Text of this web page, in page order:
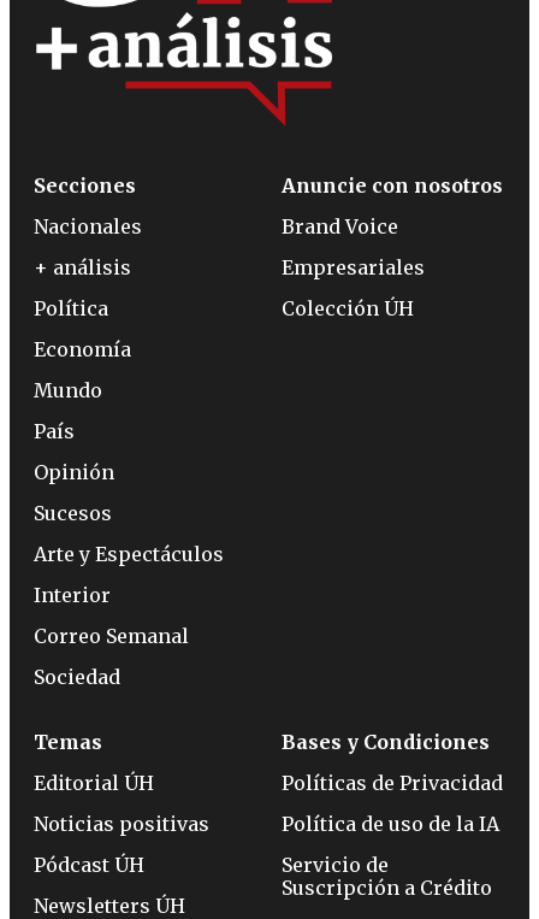
Secciones
Nacionales
+ análisis
Política
Economía
Mundo
País
Opinión
Sucesos
Arte y Espectáculos
Interior
Correo Semanal
Sociedad
Anuncie con nosotros
Brand Voice
Empresariales
Colección ÚH
Temas
Editorial ÚH
Noticias positivas
Pódcast ÚH
Newsletters ÚH
Bases y Condiciones
Políticas de Privacidad
Política de uso de la IA
Servicio de
Suscripción a Crédito